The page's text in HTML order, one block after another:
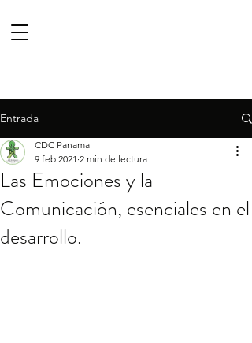
Entrada
Las Emociones y la
Comunicación, esenciales en el
desarrollo.
CDC Panama
9 feb 2021 2 min de lectura